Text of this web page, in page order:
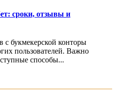
сроки, отзывы и
с букмекерской конторы
пользователей. Важно
способы...